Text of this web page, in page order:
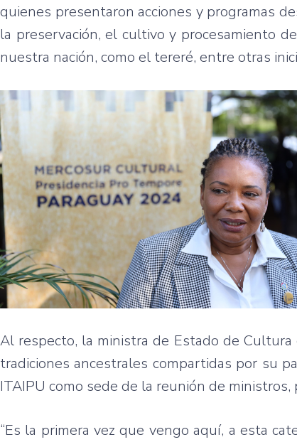
quienes presentaron acciones y programas
la preservación, el cultivo y procesamiento
nuestra nación, como el tereré, entre otras
Al respecto, la ministra de Estado de
tradiciones ancestrales compartidas por su
ITAIPU como sede de la reunión de
“Es la primera vez que vengo aquí, a esta